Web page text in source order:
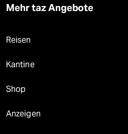
Mehr taz Angebote
Reisen
Kantine
Shop
Anzeigen